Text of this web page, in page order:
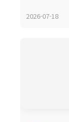
2026-07-18